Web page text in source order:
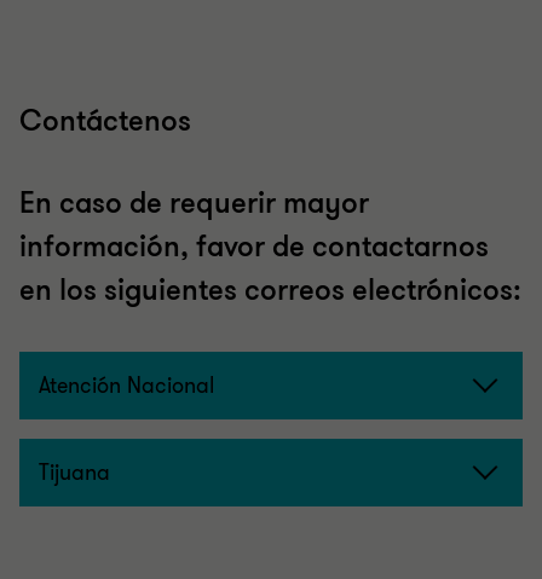
Contáctenos
En caso de requerir mayor
información, favor de contactarnos
en los siguientes correos electrónicos:
Atención Nacional
Tijuana